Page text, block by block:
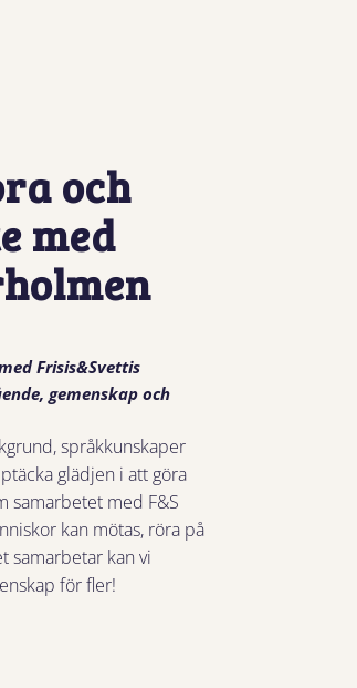
och
med
Frisis&Svettis
gemenskap och
språkkunskaper
glädjen i att göra
samarbetet med F&S
kan mötas, röra på
samarbetar kan vi
för fler!